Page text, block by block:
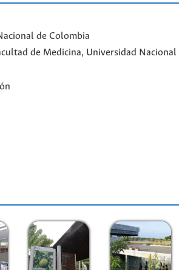
de Colombia
de Medicina, Universidad